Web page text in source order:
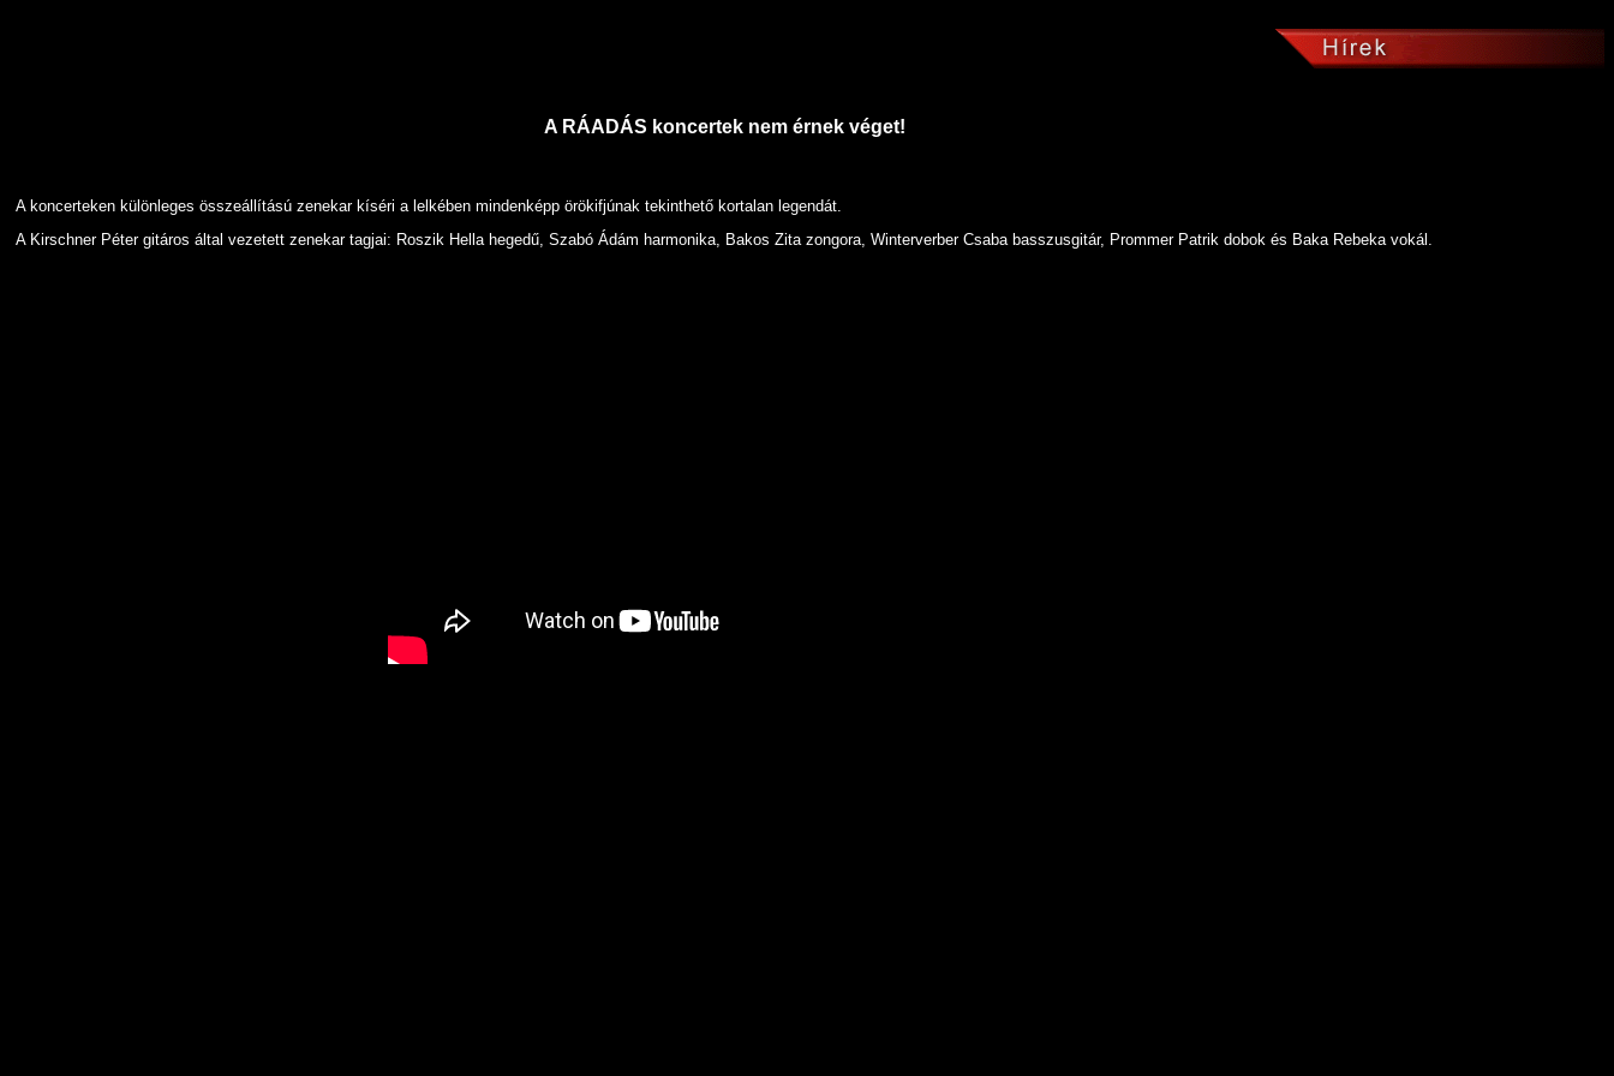
A RÁADÁS koncertek nem érnek véget!
A koncerteken különleges összeállítású zenekar kíséri a lelkében mindenképp örökifjúnak tekinthető kortalan legendát.
A Kirschner Péter gitáros által vezetett zenekar tagjai: Roszik Hella hegedű, Szabó Ádám harmonika, Bakos Zita zongora, Winterverber Csaba basszusgitár, Prommer Patrik dobok és Baka Rebeka vokál.